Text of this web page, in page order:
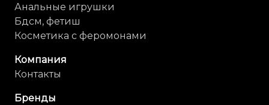
Анальные игрушки
Бдсм, фетиш
Косметика с феромонами
Компания
Контакты
Бренды